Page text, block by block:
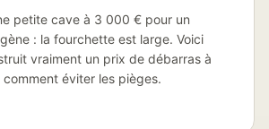
petite cave à 3 000 € pour un
: la fourchette est large. Voici
vraiment un prix de débarras à
éviter les pièges.